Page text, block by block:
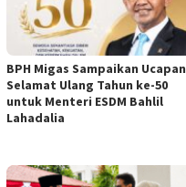
BPH Migas Sampaikan Ucapan
Selamat Ulang Tahun ke-50
untuk Menteri ESDM Bahlil
Lahadalia